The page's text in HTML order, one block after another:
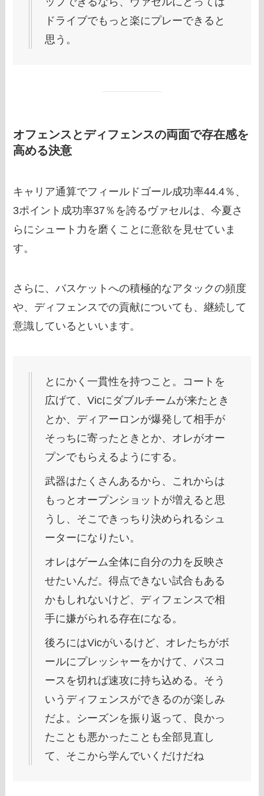
ドライブでもっと楽にプレーできると
思う。
オフェンスとディフェンスの両面で存在感を
高める決意
キャリア通算でフィールドゴール成功率44.4％、
3ポイント成功率37％を誇るヴァセルは、今夏さ
らにシュート力を磨くことに意欲を見せていま
す。
さらに、バスケットへの積極的なアタックの頻度
や、ディフェンスでの貢献についても、継続して
意識しているといいます。
とにかく一貫性を持つこと。コートを
広げて、Vicにダブルチームが来たとき
とか、ディアーロンが爆発して相手が
そっちに寄ったときとか、オレがオー
プンでもらえるようにする。
武器はたくさんあるから、これからは
もっとオープンショットが増えると思
うし、そこできっちり決められるシュ
ーターになりたい。
オレはゲーム全体に自分の力を反映さ
せたいんだ。得点できない試合もある
かもしれないけど、ディフェンスで相
手に嫌がられる存在になる。
後ろにはVicがいるけど、オレたちがボ
ールにプレッシャーをかけて、パスコ
ースを切れば速攻に持ち込める。そう
いうディフェンスができるのが楽しみ
だよ。シーズンを振り返って、良かっ
たことも悪かったことも全部見直し
て、そこから学んでいくだけだね